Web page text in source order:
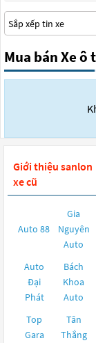
Mua bán Xe ô
Giới thiệu sanlon
xe cũ
Auto 88
Gia
Nguyên
Auto
Auto
Đại
Phát
Bách
Khoa
Auto
Top
Gara
Tân
Thắng